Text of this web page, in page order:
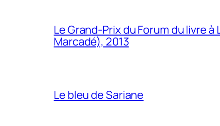
Le Grand-Prix du Forum du livre
Marcadé), 2013
Le bleu de Sariane